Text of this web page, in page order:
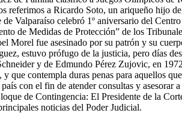
referimos a Ricardo Soto, un ariqueño hijo
Valparaíso celebró 1º aniversario del
de Medidas de Protección” de los
Morel fue asesinado por su patrón y su
estuvo prófugo de la justicia, pero días
y de Edmundo Pérez Zujovic, en
que contempla duras penas para aquellos
con el fin de atender consultas y asesorar
de Contingencia: El Presidente de la
noticias del Poder Judicial.